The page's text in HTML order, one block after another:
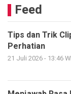
Feed
Tips dan Trik
Perhatian
21 Juli 2026 - 13:46